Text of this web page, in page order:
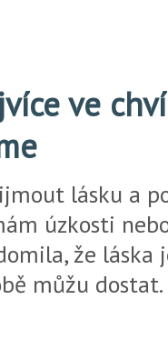
ve
lásku a
úzkosti
že láska
můžu dostat.